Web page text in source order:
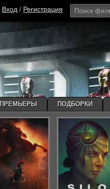
Вход / Регистрация
ПРЕМЬЕРЫ ПОДБОРКИ